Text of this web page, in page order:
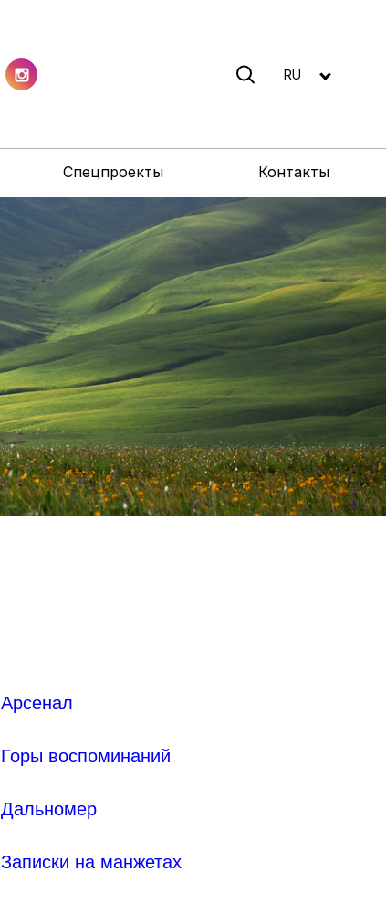
RU
Спецпроекты Контакты
Арсенал
Горы воспоминаний
Дальномер
Записки на манжетах